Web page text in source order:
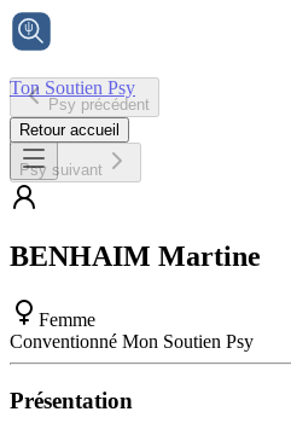
Ton Soutien Psy
Accueil
Psy précédent
Retour accueil
Psy suivant
BENHAIM Martine
Femme
Conventionné Mon Soutien Psy
Présentation